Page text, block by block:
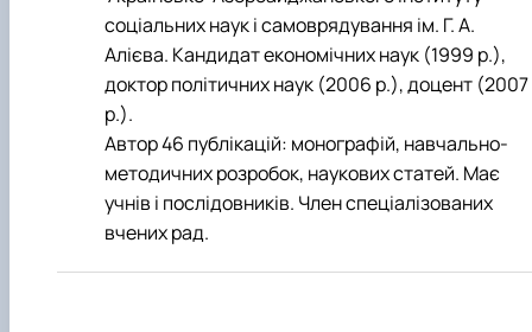
соціальних наук і самоврядування ім. Г. А.
Алієва. Кандидат економічних наук (1999 р.),
доктор політичних наук (2006 р.), доцент (2007
р.).
Автор 46 публікацій: монографій, навчально-
методичних розробок, наукових статей. Має
учнів і послідовників. Член спеціалізованих
вчених рад.